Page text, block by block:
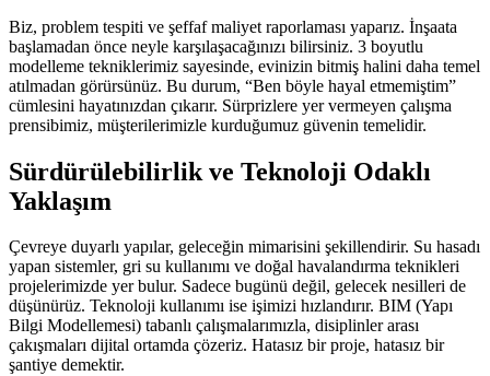
Biz, problem tespiti ve şeffaf maliyet raporlaması yaparız. İnşaata
başlamadan önce neyle karşılaşacağınızı bilirsiniz. 3 boyutlu
modelleme tekniklerimiz sayesinde, evinizin bitmiş halini daha temel
atılmadan görürsünüz. Bu durum, “Ben böyle hayal etmemiştim”
cümlesini hayatınızdan çıkarır. Sürprizlere yer vermeyen çalışma
prensibimiz, müşterilerimizle kurduğumuz güvenin temelidir.
Sürdürülebilirlik ve Teknoloji Odaklı
Yaklaşım
Çevreye duyarlı yapılar, geleceğin mimarisini şekillendirir. Su hasadı
yapan sistemler, gri su kullanımı ve doğal havalandırma teknikleri
projelerimizde yer bulur. Sadece bugünü değil, gelecek nesilleri de
düşünürüz. Teknoloji kullanımı ise işimizi hızlandırır. BIM (Yapı
Bilgi Modellemesi) tabanlı çalışmalarımızla, disiplinler arası
çakışmaları dijital ortamda çözeriz. Hatasız bir proje, hatasız bir
şantiye demektir.